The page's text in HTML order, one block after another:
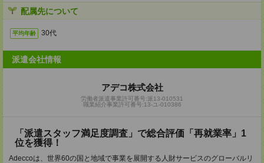
配属先について
平均年齢 30代
派遣会社情報
アデコ株式会社
労働者派遣事業許可番号:派13-010531
職業紹介事業許可番号:13-ユ-010386
「派遣スタッフ満足度調査」で総合評価「再就業率」1
位を獲得！
Adeccoは、世界60の国と地域で事業を展開する人財サービスのグローバルリ